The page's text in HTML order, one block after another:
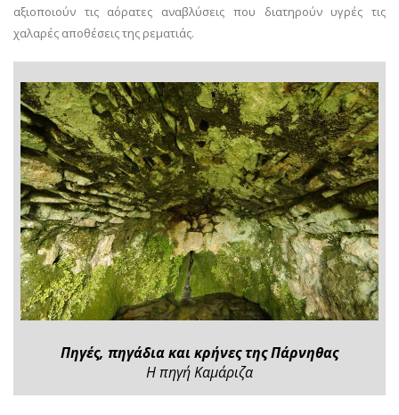
αξιοποιούν τις αόρατες αναβλύσεις που διατηρούν υγρές τις
χαλαρές αποθέσεις της ρεματιάς.
Πηγές, πηγάδια και κρήνες της Πάρνηθας
Η πηγή Καμάριζα